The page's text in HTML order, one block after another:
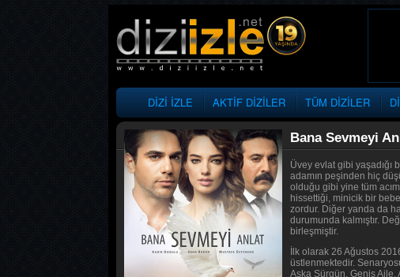
DİZİ İZLE AKTİF DİZİLER TÜM DİZİLER
Bana Sevmeyi
Üvey evlat gibi
adamın peşinden hiç
olduğu gibi yine tüm
hissettiği, minicik bir
zordur. Diğer yanda da
durumunda kalmıştır.
birleşmiştir.
İlk olarak 26 Ağustos
üstlenmektedir.
Aşka Sürgün, Geniş Aile,